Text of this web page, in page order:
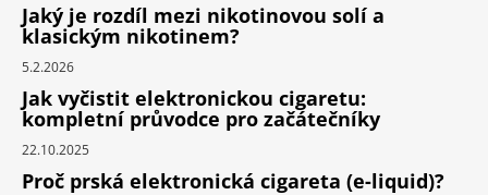
Jaký je rozdíl mezi nikotinovou solí a
klasickým nikotinem?
5.2.2026
Jak vyčistit elektronickou cigaretu:
kompletní průvodce pro začátečníky
22.10.2025
Proč prská elektronická cigareta (e-liquid)?